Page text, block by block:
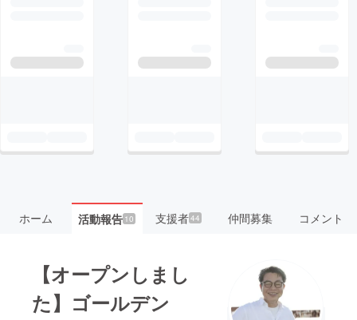
ホーム 活動報告10 支援者44 仲間募集 コメント
【オープンしまし
た】ゴールデン